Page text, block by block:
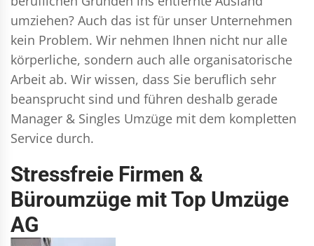
umziehen? Auch das ist für unser Unternehmen
kein Problem. Wir nehmen Ihnen nicht nur alle
körperliche, sondern auch alle organisatorische
Arbeit ab. Wir wissen, dass Sie beruflich sehr
beansprucht sind und führen deshalb gerade
Manager & Singles Umzüge mit dem kompletten
Service durch.
Stressfreie Firmen &
Büroumzüge mit Top Umzüge
AG